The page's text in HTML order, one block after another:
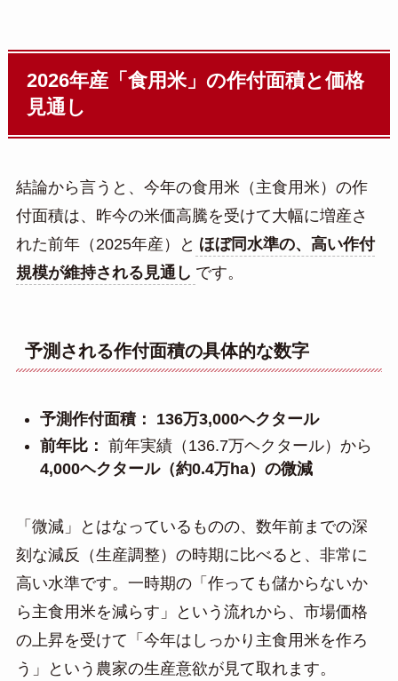
2026年産「食用米」の作付面積と価格
見通し
結論から言うと、今年の食用米（主食用米）の作
付面積は、昨今の米価高騰を受けて大幅に増産さ
れた前年（2025年産）と ほぼ同水準の、高い作付
規模が維持される見通し です。
予測される作付面積の具体的な数字
予測作付面積：
136万3,000ヘクタール
前年比： 前年実績（136.7万ヘクタール）から
4,000ヘクタール（約0.4万ha）の微減
「微減」とはなっているものの、数年前までの深
刻な減反（生産調整）の時期に比べると、非常に
高い水準です。一時期の「作っても儲からないか
ら主食用米を減らす」という流れから、市場価格
の上昇を受けて「今年はしっかり主食用米を作ろ
う」という農家の生産意欲が見て取れます。